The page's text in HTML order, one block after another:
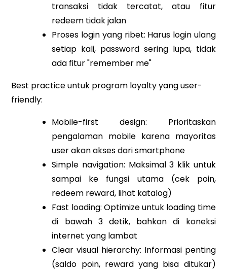
transaksi tidak tercatat, atau fitur
redeem tidak jalan
Proses login yang ribet: Harus login ulang
setiap kali, password sering lupa, tidak
ada fitur "remember me"
Best practice untuk program loyalty yang user-
friendly:
Mobile-first design: Prioritaskan
pengalaman mobile karena mayoritas
user akan akses dari smartphone
Simple navigation: Maksimal 3 klik untuk
sampai ke fungsi utama (cek poin,
redeem reward, lihat katalog)
Fast loading: Optimize untuk loading time
di bawah 3 detik, bahkan di koneksi
internet yang lambat
Clear visual hierarchy: Informasi penting
(saldo poin, reward yang bisa ditukar)